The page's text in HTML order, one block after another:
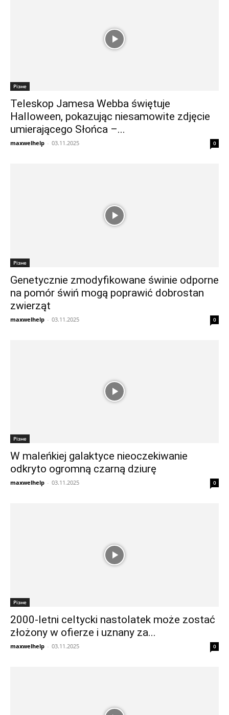
Різне
Teleskop Jamesa Webba świętuje
Halloween, pokazując niesamowite zdjęcie
umierającego Słońca –...
maxwelhelp - 03.11.2025 0
Різне
Genetycznie zmodyfikowane świnie odporne
na pomór świń mogą poprawić dobrostan
zwierząt
maxwelhelp - 03.11.2025 0
Різне
W maleńkiej galaktyce nieoczekiwanie
odkryto ogromną czarną dziurę
maxwelhelp - 03.11.2025 0
Різне
2000-letni celtycki nastolatek może zostać
złożony w ofierze i uznany za...
maxwelhelp - 03.11.2025 0